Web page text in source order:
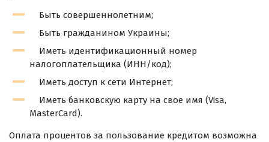
Быть совершеннолетним;
Быть гражданином Украины;
Иметь идентификационный номер
налогоплательщика (ИНН/код);
Иметь доступ к сети Интернет;
Иметь банковскую карту на свое имя (Visa,
MasterCard).
Оплата процентов за пользование кредитом возможна